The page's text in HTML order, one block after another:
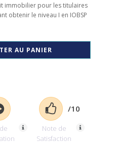
immobilier pour les titulaires
obtenir le niveau I en IOBSP
AU PANIER
/10
Note de
Satisfaction